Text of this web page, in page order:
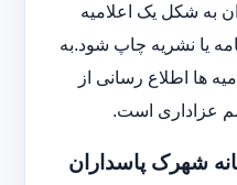
به شکل یک اعلامیه
یا نشریه چاپ شود.به
ها اطلاع رسانی از
عزاداری است.
شهرک پاسداران